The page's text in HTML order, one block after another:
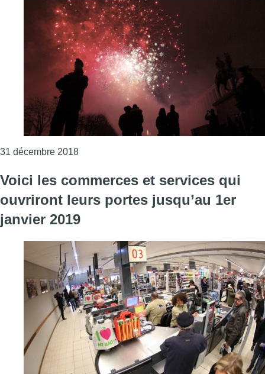
31 décembre 2018Consulter l'article "DJ, spectacle et feu
Voici les commerces et services qui
ouvriront leurs portes jusqu’au 1er
janvier 2019